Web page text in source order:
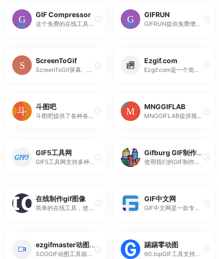
GIF Compressor
这个免费的在线工具是压缩GIF动画唯一需要的。只需两个简单的步骤,它会为您照顾GIF的优化。您可以一次压缩多个文件，并上传大小不超过50MB的GIF文件。点击上传文档，然后选择最多20个要压缩的GIF文件。等待直到压缩过程完成。单独下载每个文件或使用下载所有按钮以ZIP压缩文件立即获取所...
GIFRUN
GIFRUN提供免费增值服务，可在桌面和移动浏览器上创建高清GIF和WebP动画图像。该服务最初于2013年推出，多年来不断发展，提供了一种快速简便的方式来从各种来源创建最高质量的内容。用户可以从视频上传、YouTube、TikTok、Vimeo和更多网站创建GIF/WebP图像。来自160多个...
ScreenToGif
ScreenToGif屏幕、摄像头和画板录像，并有内置编辑器
Ezgif.com
Ezgif.com是一个简单、免费的在线GIF制作工具和工具集，用于基本的动画图像编辑。在这里，您可以创建、编辑和转换GIF、APNG、WebP、MNG和AVIF动画。
斗图吧
斗图吧提供了各种各样丰富的斗图表情包，以及功能强大且超级好用的表情包在线制作器和GIF动图制作工具，你可以在这里快速找到或者制作各种你想要的表情包
MNGGIFLAB
MNGGIFLAB提供视频转换成gif、gif添加文字、图片、gif分解、剪裁、合成、压缩编辑、在线录屏、录屏转换为gif功能
GIF5工具网
GIF5工具网支持多种gif编辑制作功能，打开网站即可进行多图合成gif、视频转高清gif、GIF压缩、GIF裁剪、GIF拼图等功能，同时支持手机端多张图片合成gif、视频转gif，不需要下载任何软件即可在线进行动态图片编辑制作。
Gifburg GIF制作工具
使用我们的GIF制作工具从图像和视频制作GIF。将MP4，YouTube，WebP转换为GIF动画。从我们庞大的目录中搜索，下载和编辑GIF。
在线制作gif图像
简单的在线工具，使gif动画图像。在工具中添加图像（jpg，png）并设置gif动画间隔，在gif中添加文本（可选），调整GIF尺寸（可选），然后单击“制作gif图像”按钮以生成gif动画
GIF中文网
GIF中文网是一款专业的在线gif制作工具，支持多种gif在线编辑功能，包括gif合成、视频转gif、gif压缩、gif拼图、gif裁剪、gif改大小、gif加字、gif分解等功能，操作简单快捷高效。
ezgifmaster动图工具
SOOGIF动图工具箱，30多个GIF处理功能，3步即可制作一张GIF动态图片，可以满足80%以上GIF动图和图片的制作和编辑处理。
踢踢零动图
tt0.topGIF工具支持视频转GIF、图片合成GIF、GIF编辑、GIF裁剪等功能。是QQ、微信斗图神器，微信公众号、微博、新媒体编辑GIF动图素材库，好玩的GIF出处发源地。